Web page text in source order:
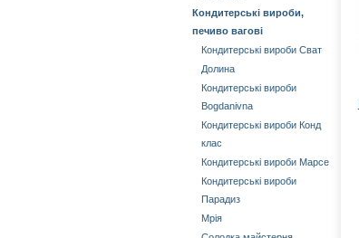
Кондитерські вироби,
печиво вагові
Кондитерські вироби Сват
Долина
Кондитерські вироби
Bogdanivna
Кондитерські вироби Конд
клас
Кондитерські вироби Марсе
Кондитерські вироби
Парадиз
Мрія